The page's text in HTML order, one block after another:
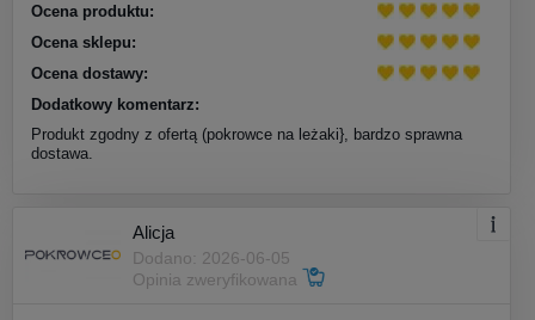
Ocena produktu:
Ocena sklepu:
Ocena dostawy:
Dodatkowy komentarz:
Produkt zgodny z ofertą (pokrowce na leżaki}, bardzo sprawna
dostawa.
Alicja
Dodano: 2026-06-05
Opinia zweryfikowana